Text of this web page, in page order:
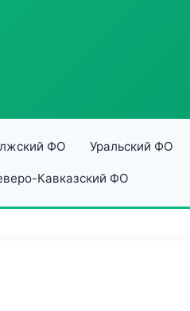
ФО Уральский ФО
Кавказский ФО